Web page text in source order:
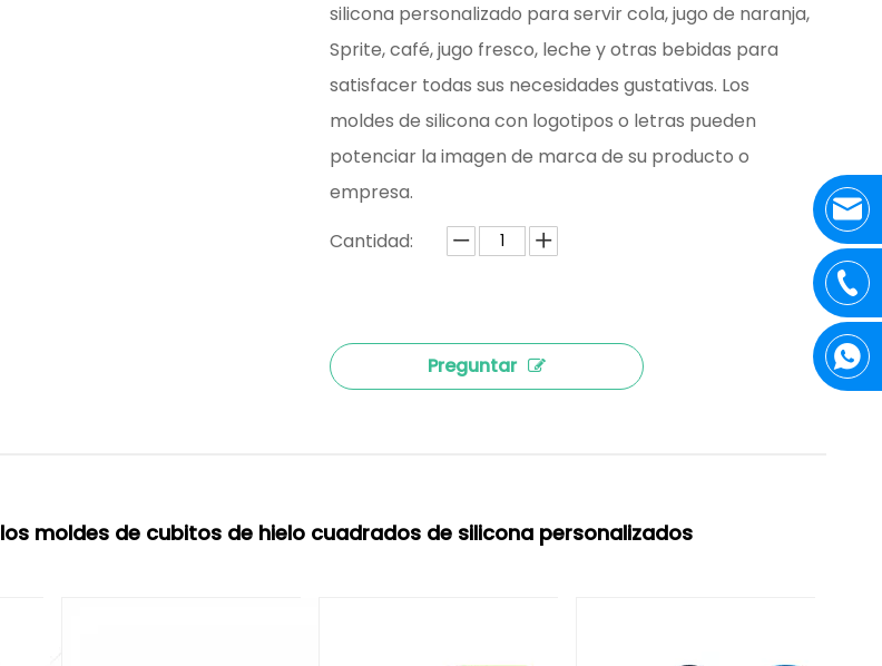
silicona personalizado para servir cola, jugo de naranja,
Sprite, café, jugo fresco, leche y otras bebidas para
satisfacer todas sus necesidades gustativas. Los
moldes de silicona con logotipos o letras pueden
potenciar la imagen de marca de su producto o
empresa.
Cantidad:
Preguntar
moldes de cubitos de hielo cuadrados de silicona personalizados